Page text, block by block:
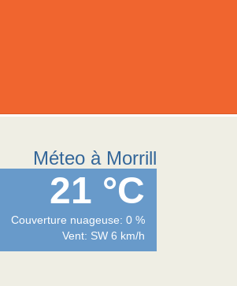
Méteo à Morrill
21 °C
Couverture nuageuse: 0 %
Vent: SW 6 km/h